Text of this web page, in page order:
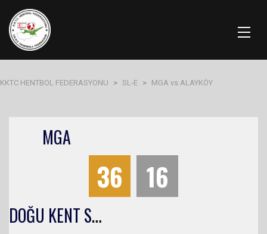
KKTC HENTBOL FEDERASYONU > SL-E > MGA vs ALAYKÖY
MGA
36 16
D
OĞU KENT SLE